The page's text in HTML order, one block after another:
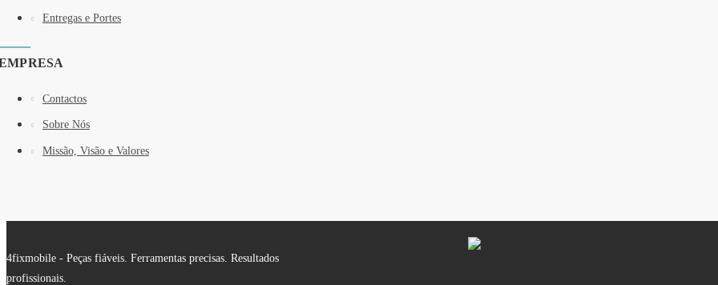
Entregas e Portes
Contactos
Sobre Nós
Missão, Visão e Valores
4fixmobile - Peças fiáveis. Ferramentas precisas. Resultados
profissionais.